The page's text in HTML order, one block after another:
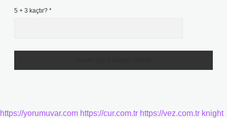
5 + 3 kaçtır? *
https://yorumuvar.com https://cur.com.tr https://vez.com.tr knight